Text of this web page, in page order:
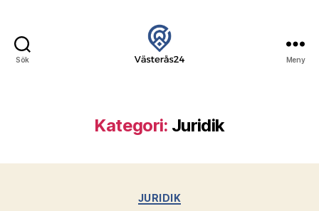
Sök Meny
Kategori: Juridik
Kategorier
JURIDIK